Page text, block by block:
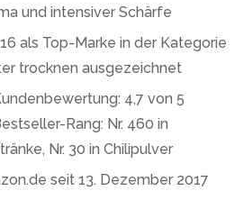
und intensiver Schärfe
als Top-Marke in der Kategorie
trocknen ausgezeichnet
4,7 von 5
Rang: Nr. 460 in
Nr. 30 in Chilipulver
seit 13. Dezember 2017